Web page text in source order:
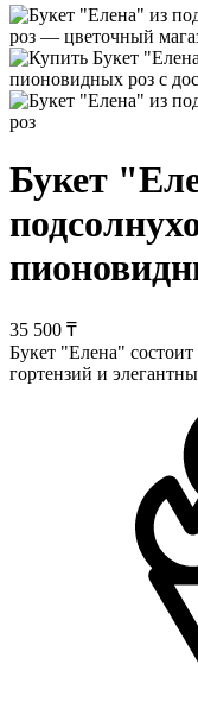
Букет
35 500 ₸
Букет "Елена"
гортензий и